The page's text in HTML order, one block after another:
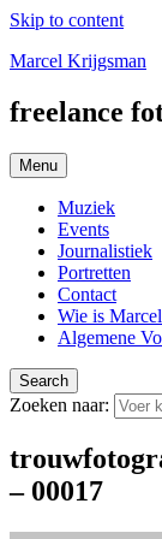
Skip to content
Marcel Krijgsman
freelance
Menu
Muziek
Events
Journalistiek
Portretten
Contact
Wie is
Algemene
Search
Zoeken naar:
– 00017